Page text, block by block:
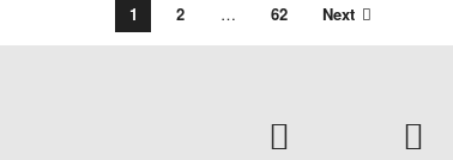
1 2 … 62 Next